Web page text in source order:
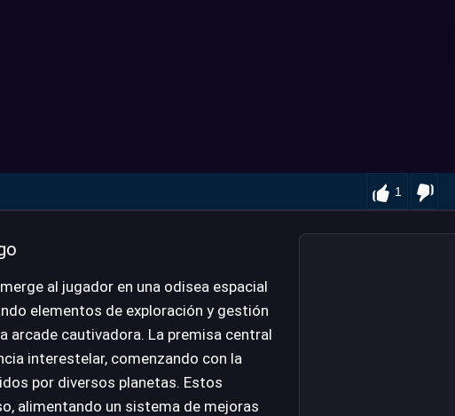
1
al jugador en una odisea espacial
elementos de exploración y gestión
arcade cautivadora. La premisa central
interestelar, comenzando con la
por diversos planetas. Estos
alimentando un sistema de mejoras